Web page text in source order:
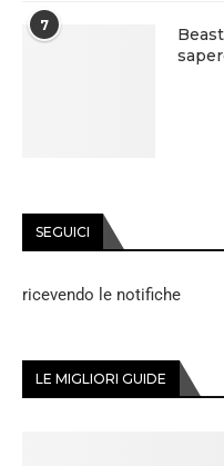
7
SEGUICI
ricevendo le notifiche
LE MIGLIORI GUIDE